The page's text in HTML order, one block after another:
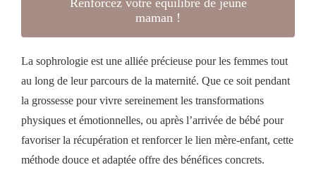
maman !
La sophrologie est une alliée précieuse pour les femmes tout
au long de leur parcours de la maternité. Que ce soit pendant
la grossesse pour vivre sereinement les transformations
physiques et émotionnelles, ou après l’arrivée de bébé pour
favoriser la récupération et renforcer le lien mère-enfant, cette
méthode douce et adaptée offre des bénéfices concrets.